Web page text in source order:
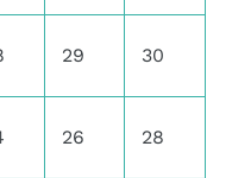
29 30
26 28